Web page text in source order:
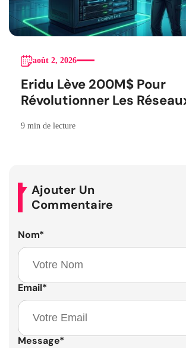
août 2, 2026
Eridu Lève 200M$ Pour
Révolutionner Les
9 min de lecture
Ajouter Un
Commentaire
Nom*
Email*
Message*